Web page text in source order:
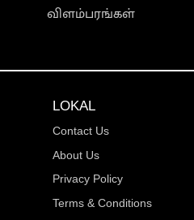
விளம்பரங்கள்
LOKAL
Contact Us
About Us
Privacy Policy
Terms & Conditions